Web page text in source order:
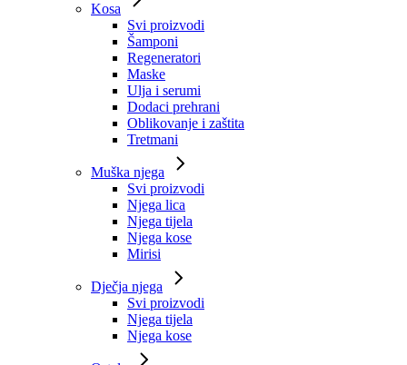
Kosa
Svi proizvodi
Šamponi
Regeneratori
Maske
Ulja i serumi
Dodaci prehrani
Oblikovanje i zaštita
Tretmani
Muška njega
Svi proizvodi
Njega lica
Njega tijela
Njega kose
Mirisi
Dječja njega
Svi proizvodi
Njega tijela
Njega kose